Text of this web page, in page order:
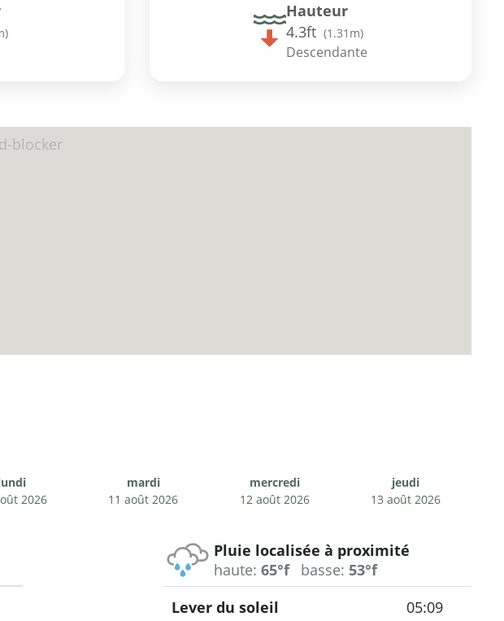
)
Hauteur
4.3ft (1.31m)
Descendante
2026
mardi
11 août 2026
mercredi
12 août 2026
jeudi
13 août 2026
Pluie localisée à proximité
haute: 65°f basse: 53°f
Lever du soleil 05:09